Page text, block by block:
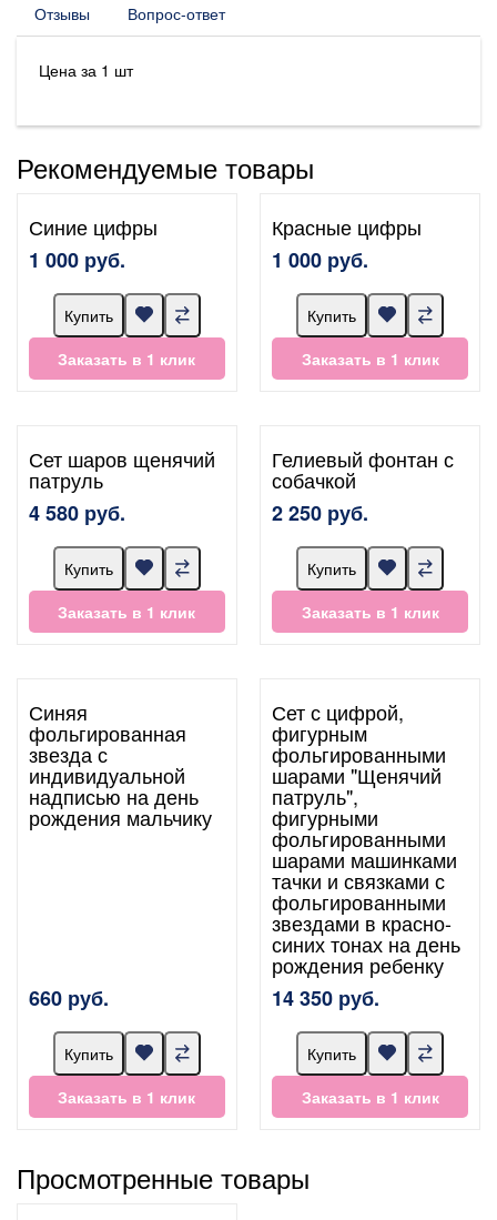
Отзывы Вопрос-ответ
Цена за 1 шт
Рекомендуемые товары
Синие цифры
1 000 руб.
Купить
Заказать в 1 клик
Красные цифры
1 000 руб.
Купить
Заказать в 1 клик
Сет шаров щенячий
патруль
4 580 руб.
Купить
Заказать в 1 клик
Гелиевый фонтан с
собачкой
2 250 руб.
Купить
Заказать в 1 клик
Синяя
фольгированная
звезда с
индивидуальной
надписью на день
рождения мальчику
660 руб.
Купить
Заказать в 1 клик
Сет с цифрой,
фигурным
фольгированными
шарами "Щенячий
патруль",
фигурными
фольгированными
шарами машинками
тачки и связками с
фольгированными
звездами в красно-
синих тонах на день
рождения ребенку
14 350 руб.
Купить
Заказать в 1 клик
Просмотренные товары